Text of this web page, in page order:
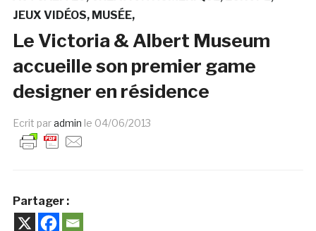
JEUX VIDÉOS MUSÉE
Le Victoria & Albert Museum
accueille son premier game
designer en résidence
Ecrit paradmin le 04/06/2013
Partager :